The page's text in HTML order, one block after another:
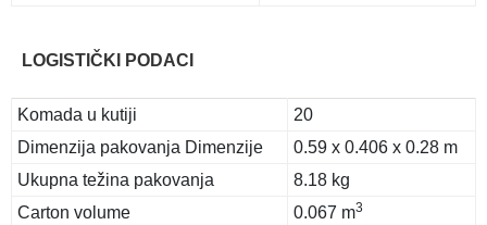
LOGISTIČKI PODACI
Komada u kutiji
20
Dimenzija pakovanja Dimenzije
0.59 x 0.406 x 0.28 m
Ukupna težina pakovanja
8.18 kg
Carton volume
0.067 m3